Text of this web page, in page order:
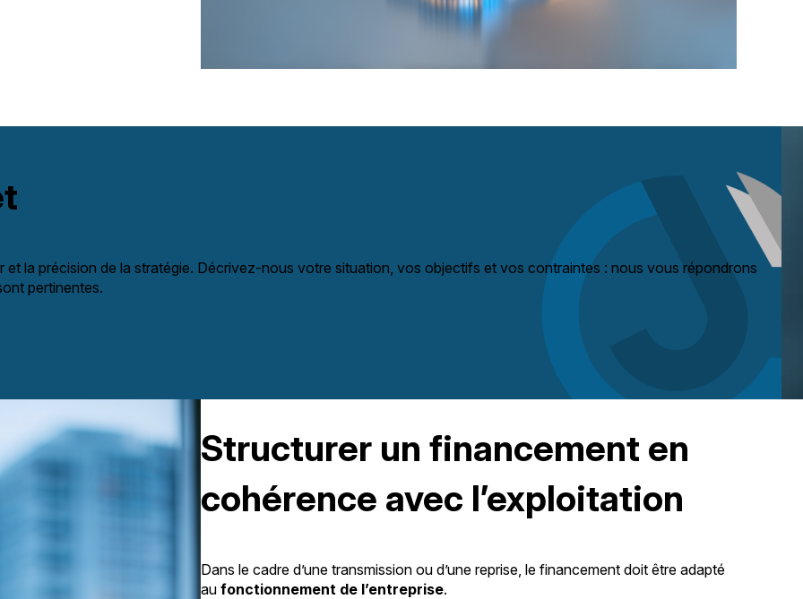
et la précision de la stratégie. Décrivez-nous votre situation, vos objectifs et vos contraintes : nous vous répondrons
pertinentes.
Structurer un financement en
cohérence avec l’exploitation
Dans le cadre d’une transmission ou d’une reprise, le financement doit être adapté
au fonctionnement de l’entreprise.